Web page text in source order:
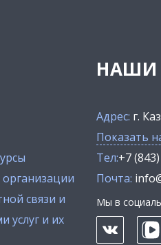
связи и
услуг и их
НАШИ
Адрес: г.
Показать
Тел:+7
Почта:
Мы в